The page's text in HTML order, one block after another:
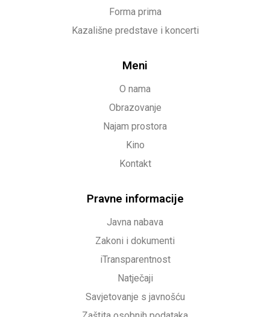
Forma prima
Kazališne predstave i koncerti
Meni
O nama
Obrazovanje
Najam prostora
Kino
Kontakt
Pravne informacije
Javna nabava
Zakoni i dokumenti
iTransparentnost
Natječaji
Savjetovanje s javnošću